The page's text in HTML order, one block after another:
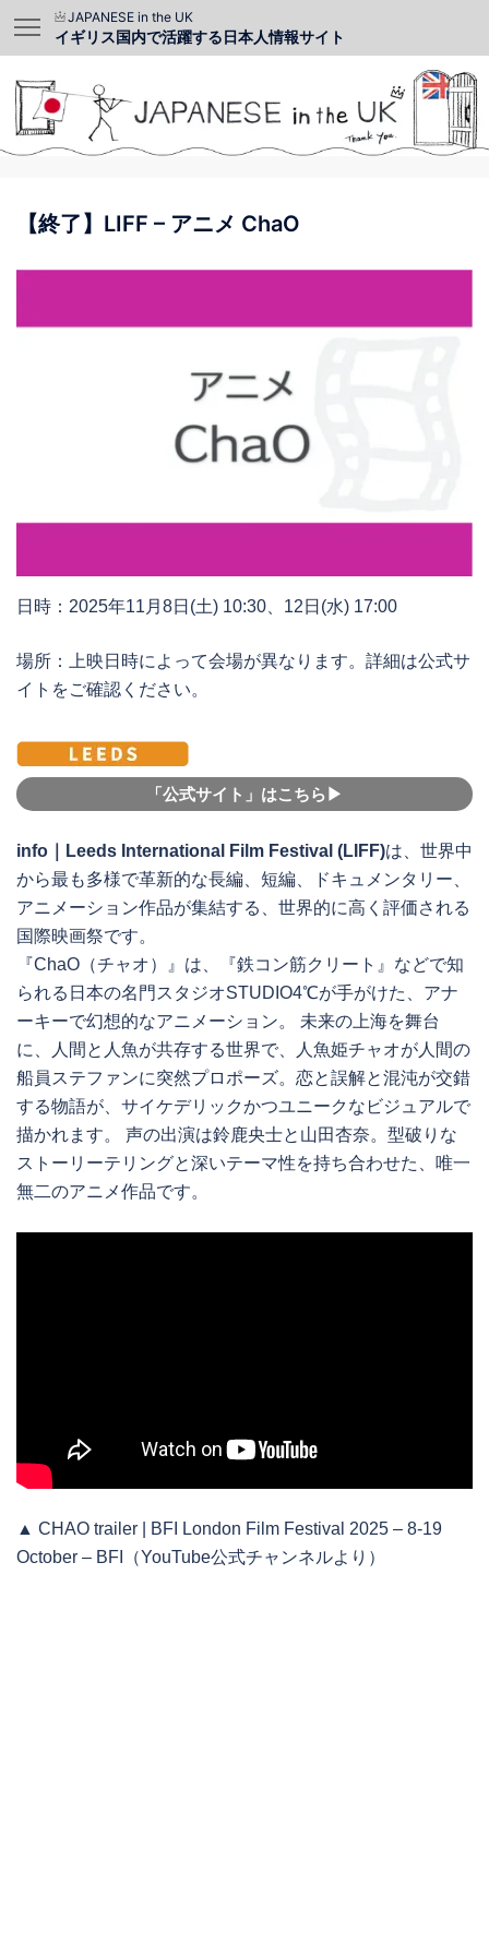
JAPANESE in the UK
イギリス国内で活躍する日本人情報サイト
【終了】LIFF – アニメ ChaO
日時：2025年11月8日(土) 10:30、12日(水) 17:00
場所：上映日時によって会場が異なります。詳細は公式サ
イトをご確認ください。
「公式サイト」はこちら▶︎
info｜Leeds International Film Festival (LIFF)は、世界中
から最も多様で革新的な長編、短編、ドキュメンタリー、
アニメーション作品が集結する、世界的に高く評価される
国際映画祭です。
『ChaO（チャオ）』は、『鉄コン筋クリート』などで知
られる日本の名門スタジオSTUDIO4℃が手がけた、アナ
ーキーで幻想的なアニメーション。 未来の上海を舞台
に、人間と人魚が共存する世界で、人魚姫チャオが人間の
船員ステファンに突然プロポーズ。恋と誤解と混沌が交錯
する物語が、サイケデリックかつユニークなビジュアルで
描かれます。 声の出演は鈴鹿央士と山田杏奈。型破りな
ストーリーテリングと深いテーマ性を持ち合わせた、唯一
無二のアニメ作品です。
▲ CHAO trailer | BFI London Film Festival 2025 – 8-19
October – BFI（YouTube公式チャンネルより）